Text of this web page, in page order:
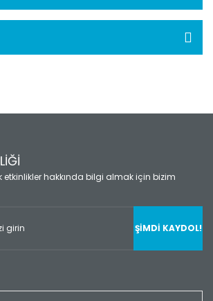
etkinlikler hakkında bilgi almak için bizim
ŞİMDİ KAYDOL!